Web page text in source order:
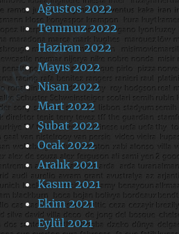
Ağustos 2022
Temmuz 2022
Haziran 2022
Mayıs 2022
Nisan 2022
Mart 2022
Şubat 2022
Ocak 2022
Aralık 2021
Kasım 2021
Ekim 2021
Eylül 2021